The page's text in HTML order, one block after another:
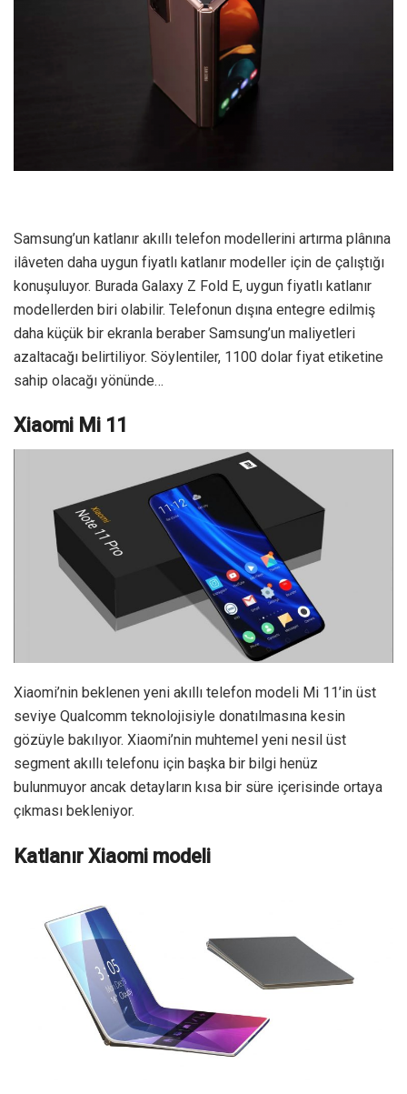
Samsung’un katlanır akıllı telefon modellerini artırma plânına
ilâveten daha uygun fiyatlı katlanır modeller için de çalıştığı
konuşuluyor. Burada Galaxy Z Fold E, uygun fiyatlı katlanır
modellerden biri olabilir. Telefonun dışına entegre edilmiş
daha küçük bir ekranla beraber Samsung’un maliyetleri
azaltacağı belirtiliyor. Söylentiler, 1100 dolar fiyat etiketine
sahip olacağı yönünde…
Xiaomi Mi 11
Xiaomi’nin beklenen yeni akıllı telefon modeli Mi 11’in üst
seviye Qualcomm teknolojisiyle donatılmasına kesin
gözüyle bakılıyor. Xiaomi’nin muhtemel yeni nesil üst
segment akıllı telefonu için başka bir bilgi henüz
bulunmuyor ancak detayların kısa bir süre içerisinde ortaya
çıkması bekleniyor.
Katlanır Xiaomi modeli